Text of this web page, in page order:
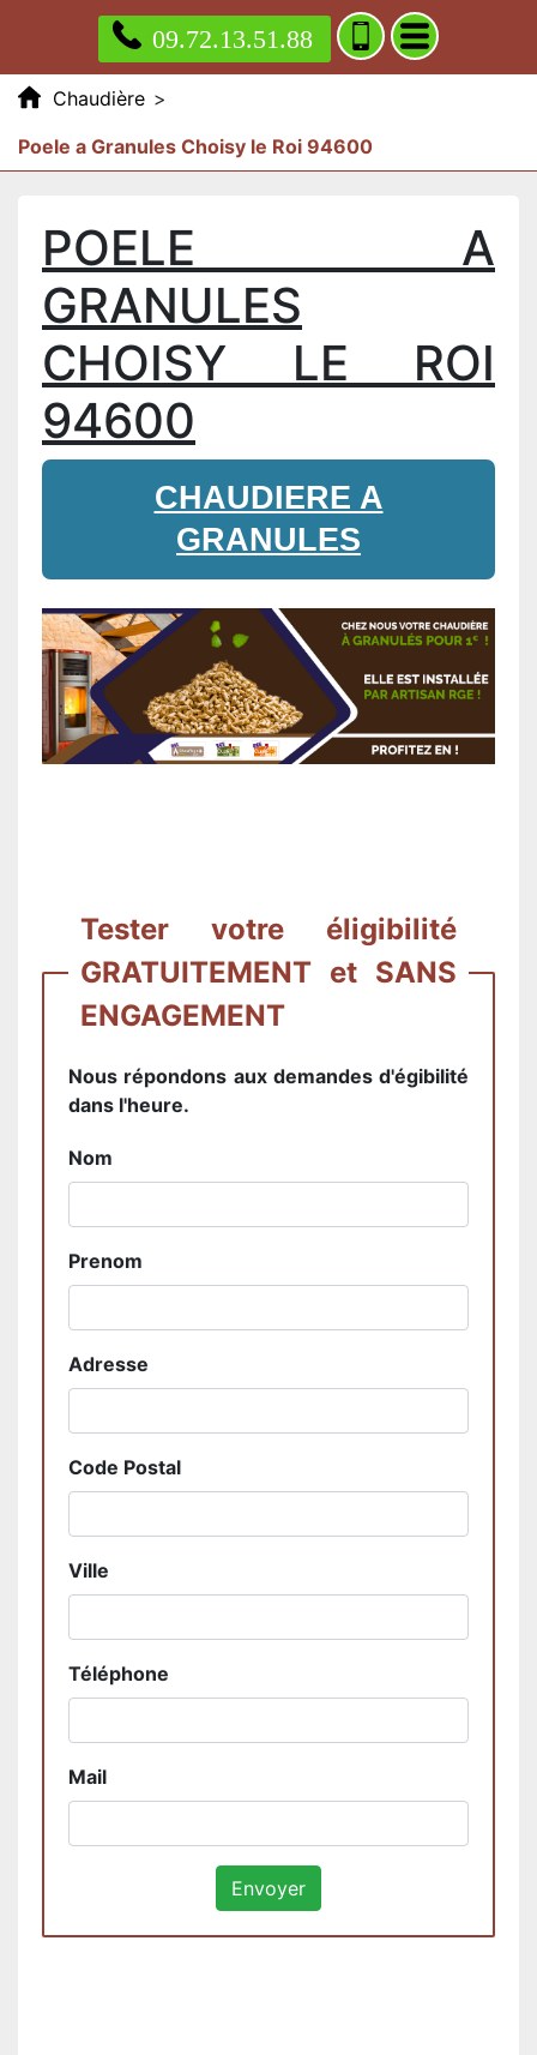
09.72.13.51.88
Chaudière >
Poele a Granules Choisy le Roi 94600
POELE A
GRANULES
CHOISY LE ROI
94600
CHAUDIERE A
GRANULES
Tester votre éligibilité
GRATUITEMENT et SANS
ENGAGEMENT
Nous répondons aux demandes d'égibilité
dans l'heure.
Nom
Prenom
Adresse
Code Postal
Ville
Téléphone
Mail